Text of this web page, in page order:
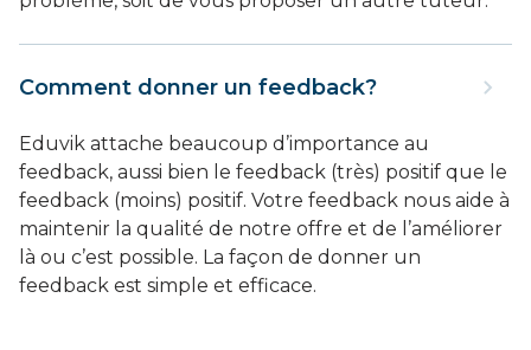
Comment donner un feedback?
Eduvik attache beaucoup d’importance au
feedback, aussi bien le feedback (très) positif que le
feedback (moins) positif. Votre feedback nous aide à
maintenir la qualité de notre offre et de l’améliorer
là ou c’est possible. La façon de donner un
feedback est simple et efficace.